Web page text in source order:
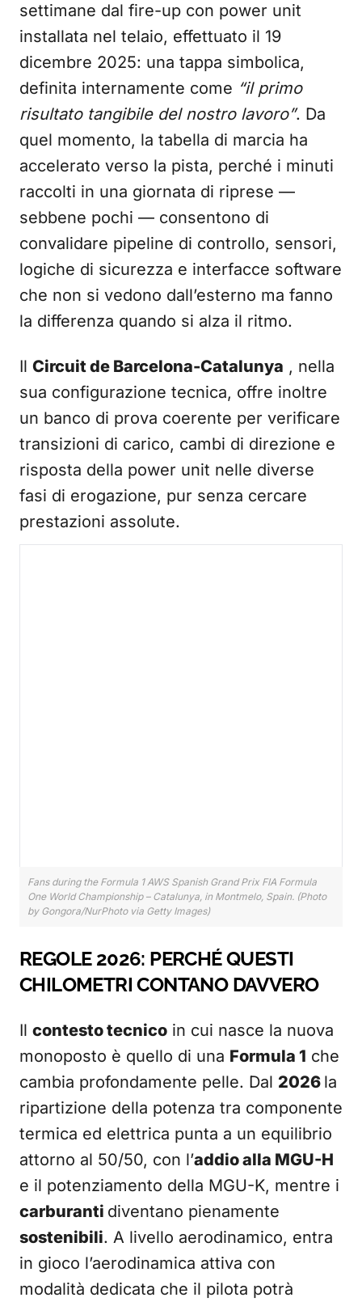
settimane dal fire-up con power unit
installata nel telaio, effettuato il 19
dicembre 2025: una tappa simbolica,
definita internamente come “il primo
risultato tangibile del nostro lavoro”. Da
quel momento, la tabella di marcia ha
accelerato verso la pista, perché i minuti
raccolti in una giornata di riprese —
sebbene pochi — consentono di
convalidare pipeline di controllo, sensori,
logiche di sicurezza e interfacce software
che non si vedono dall’esterno ma fanno
la differenza quando si alza il ritmo.
Il Circuit de Barcelona-Catalunya , nella
sua configurazione tecnica, offre inoltre
un banco di prova coerente per verificare
transizioni di carico, cambi di direzione e
risposta della power unit nelle diverse
fasi di erogazione, pur senza cercare
prestazioni assolute.
Fans during the Formula 1 AWS Spanish Grand Prix FIA Formula
One World Championship – Catalunya, in Montmelo, Spain. (Photo
by Gongora/NurPhoto via Getty Images)
REGOLE 2026: PERCHÉ QUESTI
CHILOMETRI CONTANO DAVVERO
Il contesto tecnico in cui nasce la nuova
monoposto è quello di una Formula 1 che
cambia profondamente pelle. Dal 2026 la
ripartizione della potenza tra componente
termica ed elettrica punta a un equilibrio
attorno al 50/50, con l’addio alla MGU-H
e il potenziamento della MGU-K, mentre i
carburanti diventano pienamente
sostenibili. A livello aerodinamico, entra
in gioco l’aerodinamica attiva con
modalità dedicata che il pilota potrà